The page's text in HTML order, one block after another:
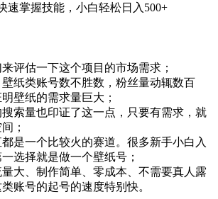
速掌握技能，小白轻松日入500+
评估一下这个项目的市场需求；
纸类账号数不胜数，粉丝量动辄数百
壁纸的需求量巨大；
索量也印证了这一点，只要有需求，就
；
是一个比较火的赛道。很多新手小白入
选择就是做一个壁纸号；
大、制作简单、零成本、不需要真人露
账号的起号的速度特别快。